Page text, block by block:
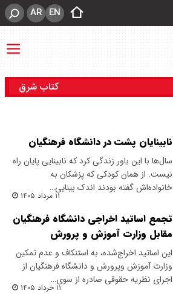
EN
AR
کتاب شرق
نابینایان پشت در دانشگاه فرهنگیان
سال‌ها با این باور زندگی کرد که نابینایی پایان راه
نیست. از همان کودکی که پزشکان به
خانواده‌اش گفته بودند اندک بینایی…
۱۱ مرداد ۱۴۰۵
تجمع اساتید اخراجی دانشگاه فرهنگیان
مقابل وزارت آموزش و پرورش
​این اساتید اخراج‌شده، به استنکاف و عدم تمکین
وزارت آموزش وپرورش و دانشگاه فرهنگیان از
اجرای نظریه حقوقی صادره از سوی…
۱۱ خرداد ۱۴۰۵